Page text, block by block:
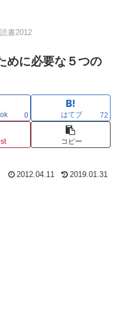
読書2012
めに必要な５つの
0 はてブ 72
コピー
2012.04.11 2019.01.31